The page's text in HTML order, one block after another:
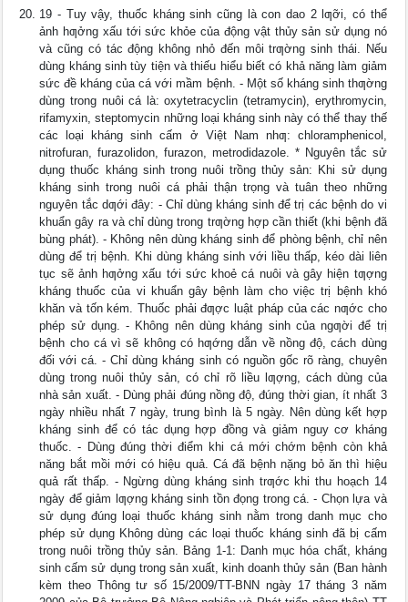
19 - Tuy vậy, thuốc kháng sinh cũng là con dao 2 lƣỡi, có thể
ảnh hƣởng xấu tới sức khỏe của động vật thủy sản sử dụng nó
và cũng có tác động không nhỏ đến môi trƣờng sinh thái. Nếu
dùng kháng sinh tùy tiện và thiếu hiểu biết có khả năng làm giảm
sức đề kháng của cá với mầm bệnh. - Một số kháng sinh thƣờng
dùng trong nuôi cá là: oxytetracyclin (tetramycin), erythromycin,
rifamyxin, steptomycin những loại kháng sinh này có thể thay thế
các loại kháng sinh cấm ở Việt Nam nhƣ: chloramphenicol,
nitrofuran, furazolidon, furazon, metrodidazole. * Nguyên tắc sử
dụng thuốc kháng sinh trong nuôi trồng thủy sản: Khi sử dụng
kháng sinh trong nuôi cá phải thận trọng và tuân theo những
nguyên tắc dƣới đây: - Chỉ dùng kháng sinh để trị các bệnh do vi
khuẩn gây ra và chỉ dùng trong trƣờng hợp cần thiết (khi bệnh đã
bùng phát). - Không nên dùng kháng sinh để phòng bệnh, chỉ nên
dùng để trị bệnh. Khi dùng kháng sinh với liều thấp, kéo dài liên
tục sẽ ảnh hƣởng xấu tới sức khoẻ cá nuôi và gây hiện tƣợng
kháng thuốc của vi khuẩn gây bệnh làm cho việc trị bệnh khó
khăn và tốn kém. Thuốc phải đƣợc luật pháp của các nƣớc cho
phép sử dụng. - Không nên dùng kháng sinh của ngƣời để trị
bệnh cho cá vì sẽ không có hƣớng dẫn về nồng độ, cách dùng
đối với cá. - Chỉ dùng kháng sinh có nguồn gốc rõ ràng, chuyên
dùng trong nuôi thủy sản, có chỉ rõ liều lƣợng, cách dùng của
nhà sản xuất. - Dùng phải đúng nồng độ, đúng thời gian, ít nhất 3
ngày nhiều nhất 7 ngày, trung bình là 5 ngày. Nên dùng kết hợp
kháng sinh để có tác dụng hợp đồng và giảm nguy cơ kháng
thuốc. - Dùng đúng thời điểm khi cá mới chớm bệnh còn khả
năng bắt mồi mới có hiệu quả. Cá đã bệnh nặng bỏ ăn thì hiệu
quả rất thấp. - Ngừng dùng kháng sinh trƣớc khi thu hoạch 14
ngày để giảm lƣợng kháng sinh tồn đọng trong cá. - Chọn lựa và
sử dụng đúng loại thuốc kháng sinh nằm trong danh mục cho
phép sử dụng Không dùng các loại thuốc kháng sinh đã bị cấm
trong nuôi trồng thủy sản. Bảng 1-1: Danh mục hóa chất, kháng
sinh cấm sử dụng trong sản xuất, kinh doanh thủy sản (Ban hành
kèm theo Thông tư số 15/2009/TT-BNN ngày 17 tháng 3 năm